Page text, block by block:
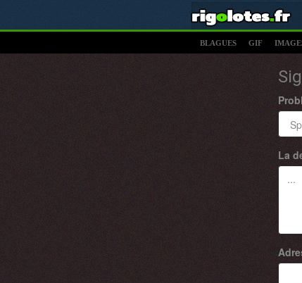
BLAGUES GIF
La